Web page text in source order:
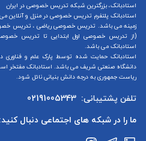
استادبانک، بزرگترین شبکه تدریس خصوصی در ایران
استادبانک پلتفرم تدریس خصوصی در منزل و آنلاین
زمینه می باشد. تدریس خصوصی ریاضی ، تدریس
(از تدریس خصوصی اول ابتدایی تا تدریس
استادبانک می باشد.
استادبانک حمایت شده توسط پارک علم و فناوری
دانشگاه صنعتی شریف می باشد. استادبانک مفتخر
ریاست جمهوری به درجه دانش بنیانی نائل شود.
تلفن پشتیبانی: 02191005343
ما را در شبکه های اجتماعی دنبال کنید: